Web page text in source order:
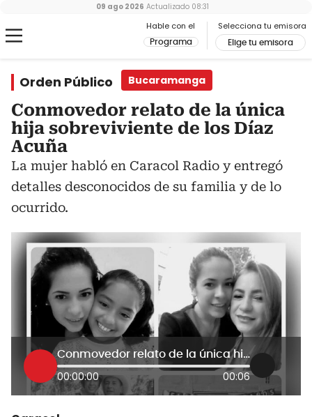
Hable con el
Programa
Selecciona tu emisora
Elige tu emisora
09 ago 2026 Actualizado 08:31
Orden Público Bucaramanga
Conmovedor relato de la única
hija sobreviviente de los Díaz
Acuña
La mujer habló en Caracol Radio y entregó
detalles desconocidos de su familia y de lo
ocurrido.
Conmovedor relato de la única hija sobreviviente de los Díaz Acuña
00:00:00 00:06